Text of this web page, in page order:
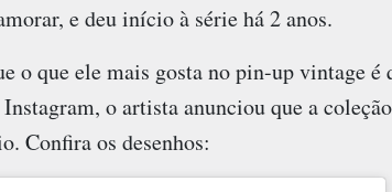
e deu início à série há 2 anos.
o que ele mais gosta no pin-up vintage é
o artista anunciou que a
Confira os desenhos: